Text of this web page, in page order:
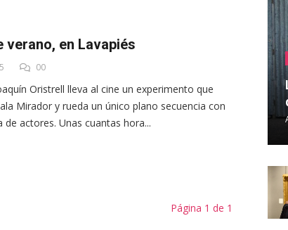
verano, en Lavapiés
00
Oristrell lleva al cine un experimento que
Mirador y rueda un único plano secuencia con
de actores. Unas cuantas hora...
Página 1 de 1